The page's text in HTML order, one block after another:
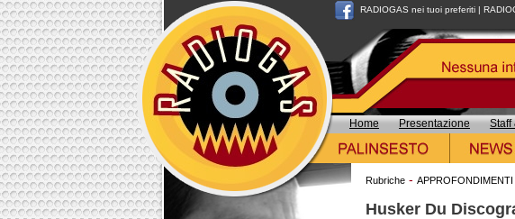
RADIOGAS nei tuoi preferiti |
Home Presentazione Staff
Rubriche - APPROFONDIMENTI
Husker Du